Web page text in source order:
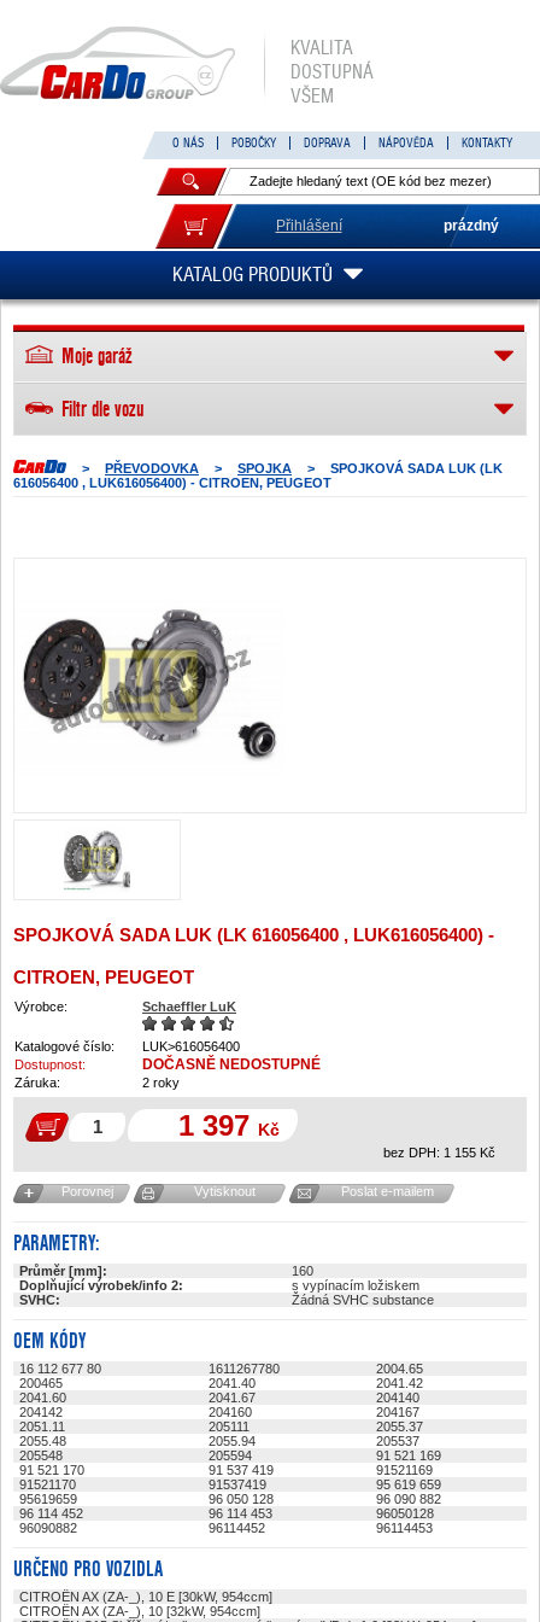
KVALITA
DOSTUPNÁ
VŠEM
O NÁS POBOČKY DOPRAVA NÁPOVĚDA KONTAKTY
Přihlášení prázdný
KATALOG PRODUKTŮ
> PŘEVODOVKA > SPOJKA >
SPOJKOVÁ SADA LUK (LK
616056400 , LUK616056400) - CITROEN, PEUGEOT
SPOJKOVÁ SADA LUK (LK 616056400 , LUK616056400) -
CITROEN, PEUGEOT
Výrobce: Schaeffler LuK
Katalogové číslo:
LUK>616056400
Dostupnost:
DOČASNĚ NEDOSTUPNÉ
Záruka: 2 roky
1 397 Kč
bez DPH: 1 155 Kč
Porovnej Vytisknout Poslat e-mailem
PARAMETRY:
Průměr [mm]:
160
Doplňující výrobek/info 2:
s vypínacím ložiskem
SVHC:
Žádná SVHC substance
OEM KÓDY
16 112 677 80 1611267780
2004.65
200465
2041.40
2041.42
2041.60
2041.67
204140
204142
204160
204167
2051.11
205111
2055.37
2055.48
2055.94
205537
205548
205594
91 521 169
91 521 170
91 537 419
91521169
91521170
91537419
95 619 659
95619659
96 050 128
96 090 882
96 114 452
96 114 453
96050128
96090882
96114452 96114453
URČENO PRO VOZIDLA
CITROËN AX (ZA-_), 10 E [30kW, 954ccm]
CITROËN AX (ZA-_), 10 [32kW, 954ccm]
Moje garáž
Filtr dle vozu